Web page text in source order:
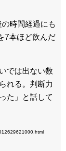
時間経過にも
7本ほど飲んだ
では出ない数
れる。判断力
た」と話して